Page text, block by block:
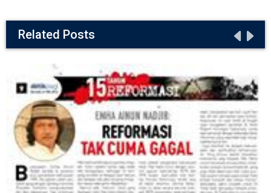
Related Posts